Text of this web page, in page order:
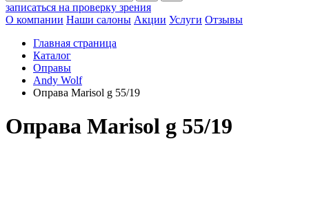
записаться на проверку зрения
О компании Наши салоны Акции Услуги Отзывы
Главная страница
Каталог
Оправы
Andy Wolf
Оправа Marisol g 55/19
Оправа Marisol g 55/19